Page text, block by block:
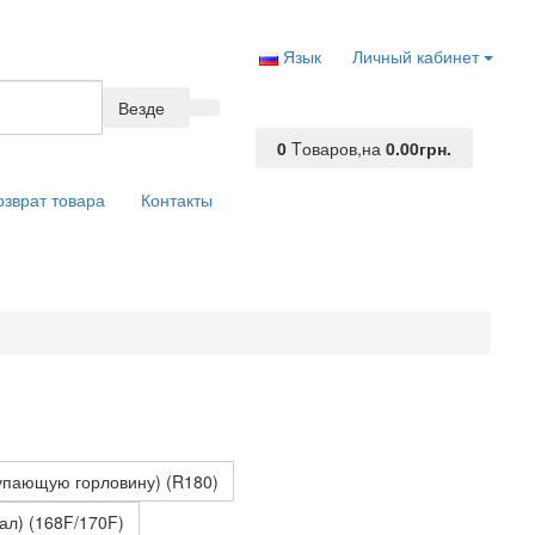
Личный кабинет
Язык
Везде
0 Tоваров,на0.00грн.
товара Контакты
горловину) (R180)
(168F/170F)